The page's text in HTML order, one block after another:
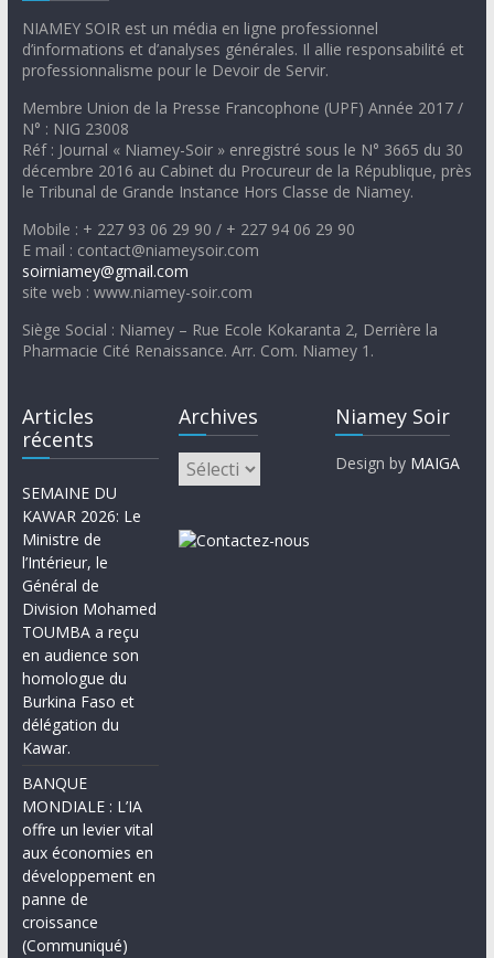
NIAMEY SOIR est un média en ligne professionnel
d’informations et d’analyses générales. Il allie responsabilité et
professionnalisme pour le Devoir de Servir.
Membre Union de la Presse Francophone (UPF) Année 2017 /
N° : NIG 23008
Réf : Journal « Niamey-Soir » enregistré sous le N° 3665 du 30
décembre 2016 au Cabinet du Procureur de la République, près
le Tribunal de Grande Instance Hors Classe de Niamey.
Mobile : + 227 93 06 29 90 / + 227 94 06 29 90
E mail : contact@niameysoir.com
soirniamey@gmail.com
site web : www.niamey-soir.com
Siège Social : Niamey – Rue Ecole Kokaranta 2, Derrière la
Pharmacie Cité Renaissance. Arr. Com. Niamey 1.
Articles
récents
SEMAINE DU
KAWAR 2026: Le
Ministre de
l’Intérieur, le
Général de
Division Mohamed
TOUMBA a reçu
en audience son
homologue du
Burkina Faso et
délégation du
Kawar.
BANQUE
MONDIALE : L’IA
offre un levier vital
aux économies en
développement en
panne de
croissance
(Communiqué)
Archives Niamey Soir
Design by MAIGA